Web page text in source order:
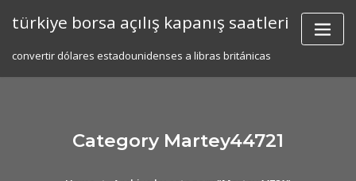
türkiye borsa açılış kapanış saatleri
convertir dólares estadounidenses a libras británicas
Category Martey44721